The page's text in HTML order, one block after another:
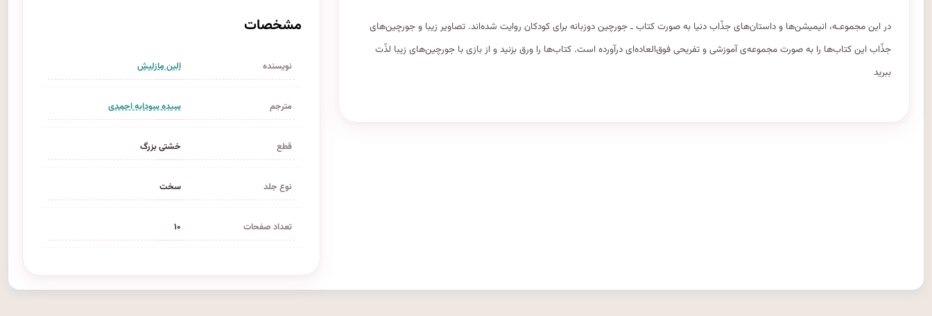
در این مجموعـه، انیمیشن‌ها و داستان‌های جذّاب دنیا به صورت کتاب ـ جورچین دوزبانه برای کودکان روایت شده‌اند. تصاویر زیبا و جورچین‌های
جذّاب این کتاب‌ها را به صورت مجموعه‌ی آموزشی و تفریحی فوق‌العاده‌ای درآورده است. کتاب‌ها را ورق بزنید و از بازی با جورچین‌های زیبا لذّت
ببرید
مشخصات
نویسنده الین مازلیش
مترجم سیده سودابه احمدی
قطع خشتی بزرگ
نوع جلد سخت
تعداد صفحات ۱۰